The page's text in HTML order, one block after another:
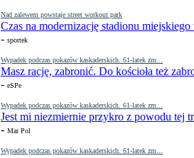
Nad zalewem powstaje street workout park
Czas na modernizację stadionu
- sportek
Wypadek podczas pokazów kaskaderskich. 61-latek zm...
Masz rację, zabronić. Do kościoła też
- eSPe
Wypadek podczas pokazów kaskaderskich. 61-latek zm...
Jest mi niezmiernie przykro z powodu tej
- Mar Pol
Wypadek podczas pokazów kaskaderskich. 61-latek zm...